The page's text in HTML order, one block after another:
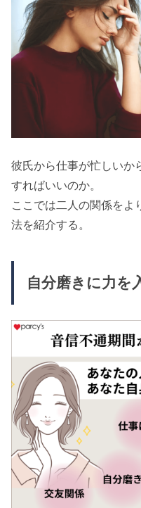
彼氏から仕事が忙しいか
すればいいのか。
ここでは二人の関係を
法を紹介する。
自分磨きに力を